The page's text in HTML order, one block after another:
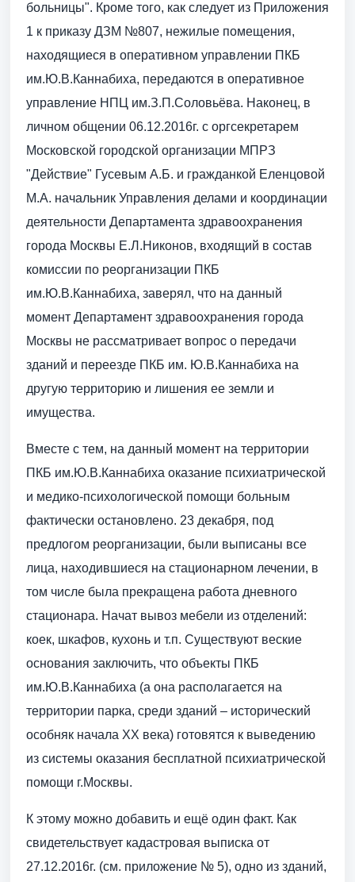
больницы". Кроме того, как следует из Приложения
1 к приказу ДЗМ №807, нежилые помещения,
находящиеся в оперативном управлении ПКБ
им.Ю.В.Каннабиха, передаются в оперативное
управление НПЦ им.З.П.Соловьёва. Наконец, в
личном общении 06.12.2016г. с оргсекретарем
Московской городской организации МПРЗ
"Действие" Гусевым А.Б. и гражданкой Еленцовой
М.А. начальник Управления делами и координации
деятельности Департамента здравоохранения
города Москвы Е.Л.Никонов, входящий в состав
комиссии по реорганизации ПКБ
им.Ю.В.Каннабиха, заверял, что на данный
момент Департамент здравоохранения города
Москвы не рассматривает вопрос о передачи
зданий и переезде ПКБ им. Ю.В.Каннабиха на
другую территорию и лишения ее земли и
имущества.
Вместе с тем, на данный момент на территории
ПКБ им.Ю.В.Каннабиха оказание психиатрической
и медико-психологической помощи больным
фактически остановлено. 23 декабря, под
предлогом реорганизации, были выписаны все
лица, находившиеся на стационарном лечении, в
том числе была прекращена работа дневного
стационара. Начат вывоз мебели из отделений:
коек, шкафов, кухонь и т.п. Существуют веские
основания заключить, что объекты ПКБ
им.Ю.В.Каннабиха (а она располагается на
территории парка, среди зданий – исторический
особняк начала XX века) готовятся к выведению
из системы оказания бесплатной психиатрической
помощи г.Москвы.
К этому можно добавить и ещё один факт. Как
свидетельствует кадастровая выписка от
27.12.2016г. (см. приложение № 5), одно из зданий,